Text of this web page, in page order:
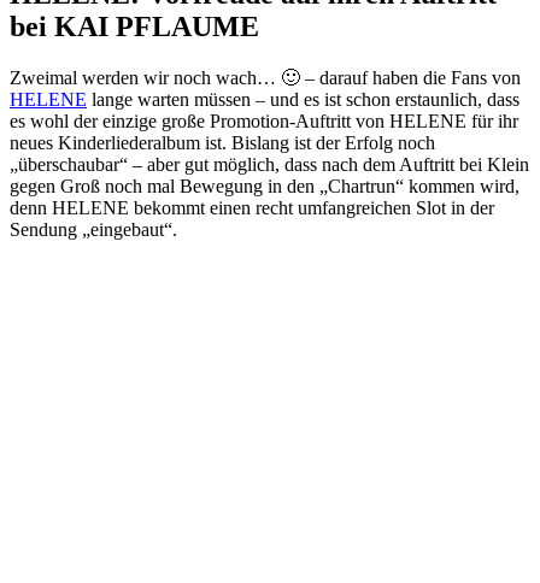
bei KAI PFLAUME
Zweimal werden wir noch wach… 🙂 – darauf haben die Fans von
HELENE lange warten müssen – und es ist schon erstaunlich, dass
es wohl der einzige große Promotion-Auftritt von HELENE für ihr
neues Kinderliederalbum ist. Bislang ist der Erfolg noch
„überschaubar“ – aber gut möglich, dass nach dem Auftritt bei Klein
gegen Groß noch mal Bewegung in den „Chartrun“ kommen wird,
denn HELENE bekommt einen recht umfangreichen Slot in der
Sendung „eingebaut“.